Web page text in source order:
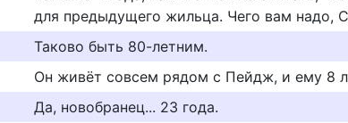
для предыдущего жильца. Чего вам надо,
Таково быть 80-летним.
Он живёт совсем рядом с Пейдж, и ему 8
Да, новобранец... 23 года.